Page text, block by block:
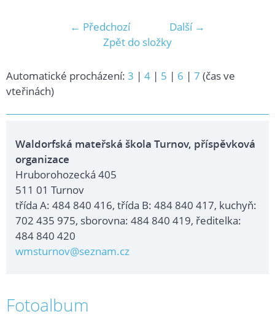
← Předchozí
Další →
Zpět do složky
Automatické procházení: 3 | 4 | 5 | 6 | 7 (čas ve
vteřinách)
Waldorfská mateřská škola Turnov, příspěvková
organizace
Hruborohozecká 405
511 01 Turnov
třída A: 484 840 416, třída B: 484 840 417, kuchyň:
702 435 975, sborovna: 484 840 419, ředitelka:
484 840 420
wmsturnov@seznam.cz
Fotoalbum